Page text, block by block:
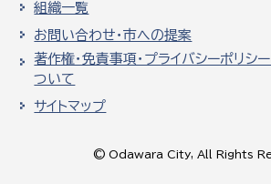
組織一覧
お問い合わせ・市への提案
著作権・免責事項・プライバシーポリシー
ついて
サイトマップ
© Odawara City, All Rights